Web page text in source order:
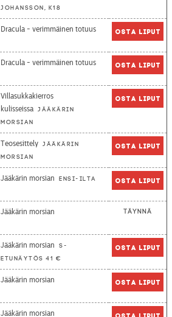
Johansson, K18
Dracula - verimmäinen totuus Osta liput
Dracula - verimmäinen totuus Osta liput
Villasukkakierros
kulisseissa Jääkärin
morsian
Osta liput
Teosesittely Jääkärin
morsian
Osta liput
Jääkärin morsian Ensi-ilta Osta liput
Jääkärin morsian Täynnä
Jääkärin morsian
S-
etunäytös 41 €
Osta liput
Jääkärin morsian Osta liput
Jääkärin morsian Osta liput